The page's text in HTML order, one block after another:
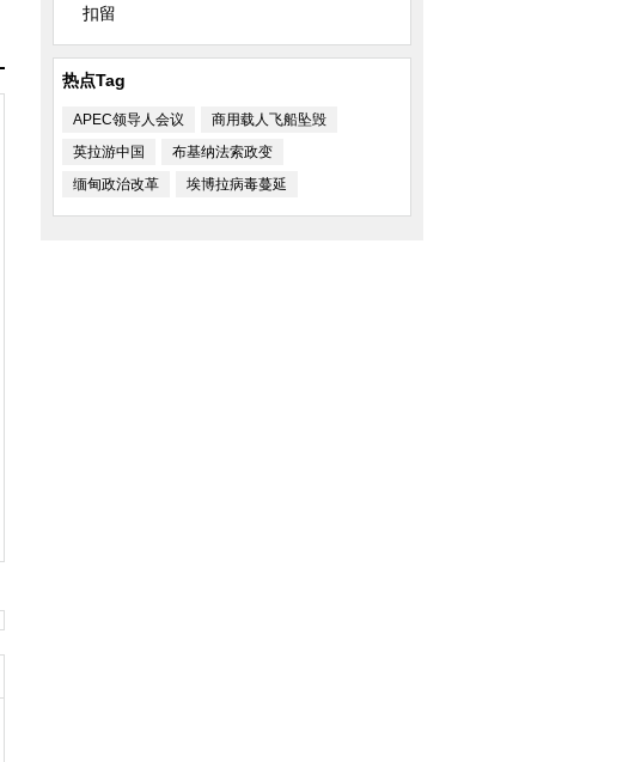
扣留
热点Tag
APEC领导人会议
商用载人飞船坠毁
英拉游中国
布基纳法索政变
缅甸政治改革
埃博拉病毒蔓延